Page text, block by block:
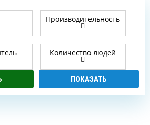
Производительность
Количество людей